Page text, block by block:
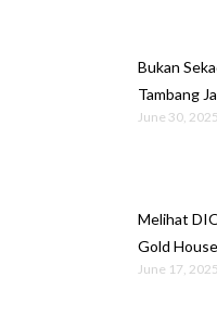
Bukan
Tambang
June 30, 2025
Melihat
Gold
June 17, 2025